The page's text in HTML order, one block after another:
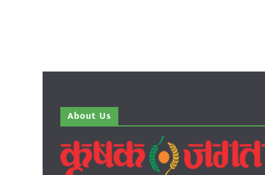
About Us